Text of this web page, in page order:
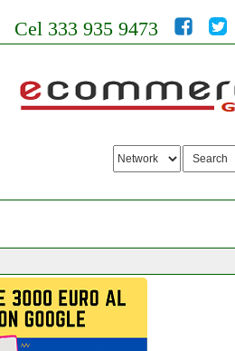
Cel 333 935 9473